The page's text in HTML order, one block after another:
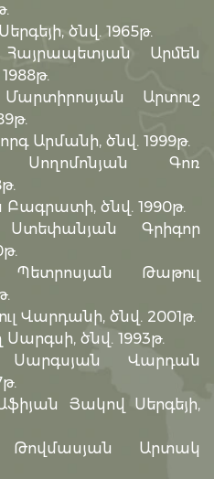
ծնվ. 1965թ.
Արմեն
Արտուշ
Արմանի, ծնվ. 1999թ.
Սողոմոնյան Գոռ
Բագրատի, ծնվ. 1990թ.
Գրիգոր
Թաթուլ
Վարդանի, ծնվ. 2001թ.
Սարգսի, ծնվ. 1993թ.
Սարգսյան Վարդան
Յակով Սերգեյի,
Թովմասյան Արտակ